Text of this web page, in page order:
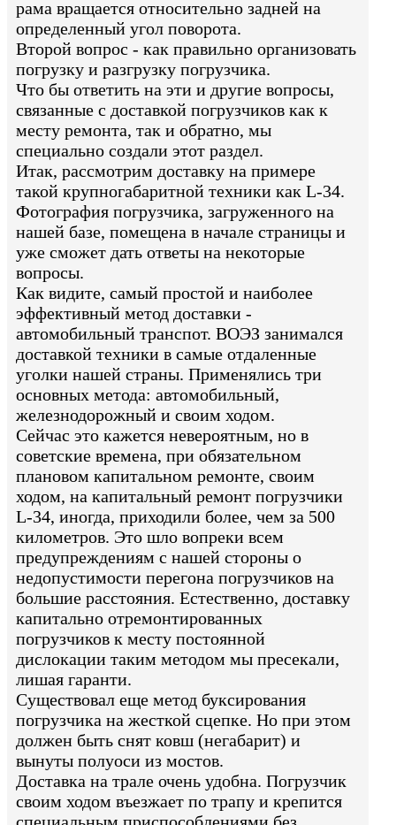
рама вращается относительно задней на
определенный угол поворота.
Второй вопрос - как правильно организовать
погрузку и разгрузку погрузчика.
Что бы ответить на эти и другие вопросы,
связанные с доставкой погрузчиков как к
месту ремонта, так и обратно, мы
специально создали этот раздел.
Итак, рассмотрим доставку на примере
такой крупногабаритной техники как L-34.
Фотография погрузчика, загруженного на
нашей базе, помещена в начале страницы и
уже сможет дать ответы на некоторые
вопросы.
Как видите, самый простой и наиболее
эффективный метод доставки -
автомобильный транспот. ВОЭЗ занимался
доставкой техники в самые отдаленные
уголки нашей страны. Применялись три
основных метода: автомобильный,
железнодорожный и своим ходом.
Сейчас это кажется невероятным, но в
советские времена, при обязательном
плановом капитальном ремонте, своим
ходом, на капитальный ремонт погрузчики
L-34, иногда, приходили более, чем за 500
километров. Это шло вопреки всем
предупреждениям с нашей стороны о
недопустимости перегона погрузчиков на
большие расстояния. Естественно, доставку
капитально отремонтированных
погрузчиков к месту постоянной
дислокации таким методом мы пресекали,
лишая гаранти.
Существовал еще метод буксирования
погрузчика на жесткой сцепке. Но при этом
должен быть снят ковш (негабарит) и
вынуты полуоси из мостов.
Доставка на трале очень удобна. Погрузчик
своим ходом въезжает по трапу и крепится